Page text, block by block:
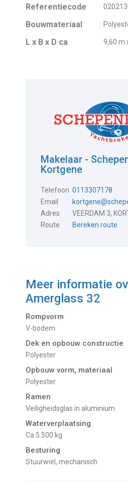
Referentiecode
Bouwmateriaal
L x B x D ca 9,60 m
Makelaar -
Kortgene
Telefoon 0113307178
Email
Adres
VEERDAM 3,
Route
Bereken route
Meer informatie
Amerglass 32
Rompvorm
V-bodem
Dek en opbouw constructie
Polyester
Opbouw vorm, materiaal
Polyester
Ramen
Veiligheidsglas in aluminium
Waterverplaatsing
Ca 5.500 kg
Besturing
Stuurwiel, mechanisch